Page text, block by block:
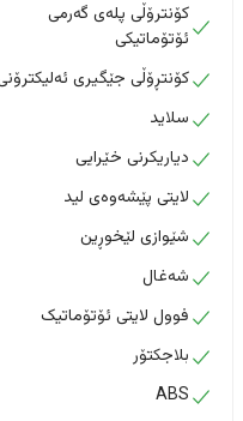
کۆنترۆڵی پلەی گەرمی
ئۆتۆماتیکی
کۆنتڕۆڵی جێگیری
سلاید
دیاریکرنی خێرایی
لایتی پێشەوەی لید
شێوازی لێخوڕین
شەغال
فوول لایتی ئۆتۆماتیک
بلاجکتۆر
ABS